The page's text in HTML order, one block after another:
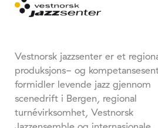
Vestnorsk jazzsenter er et
produksjons- og
formidler levende jazz gjennom
scenedrift i Bergen, regional
turnévirksomhet, Vestnorsk